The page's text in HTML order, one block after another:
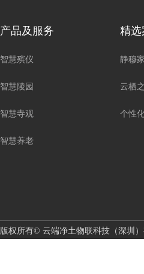
产品及服务
智慧殡仪
智慧陵园
智慧寺观
智慧养老
精
静穆
云栖
个性
版权所有© 云端净土物联科技（深圳